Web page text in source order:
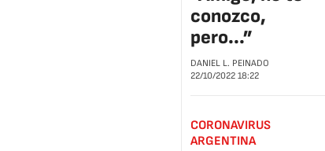
conozco,
pero...”
DANIEL L. PEINADO
22/10/2022 18:22
CORONAVIRUS
ARGENTINA